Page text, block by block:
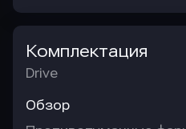
Комплектация
Drive
Обзор